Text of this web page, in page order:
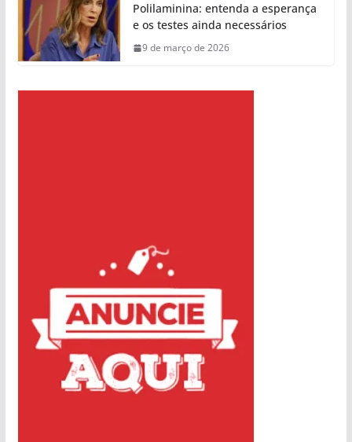
Polilaminina: entenda a esperança
e os testes ainda necessários
9 de março de 2026